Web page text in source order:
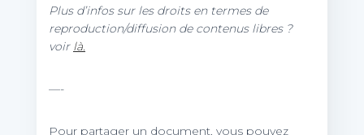
Plus d’infos sur les droits en termes de
reproduction/diffusion de contenus libres ?
voir là.
—-
Pour partager un document, vous pouvez